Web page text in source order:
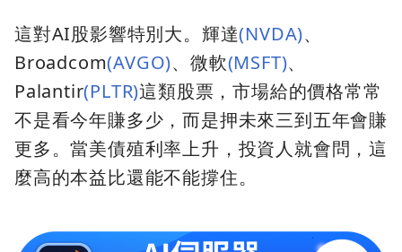
這對AI股影響特別大。輝達(NVDA)、
Broadcom(AVGO)、微軟(MSFT)、
Palantir(PLTR)這類股票，市場給的價格常常
不是看今年賺多少，而是押未來三到五年會賺
更多。當美債殖利率上升，投資人就會問，這
麼高的本益比還能不能撐住。